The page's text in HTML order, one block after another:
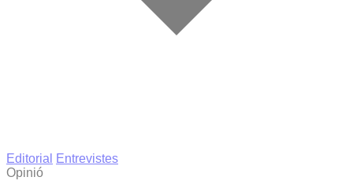
Editorial
Entrevistes
Opinió